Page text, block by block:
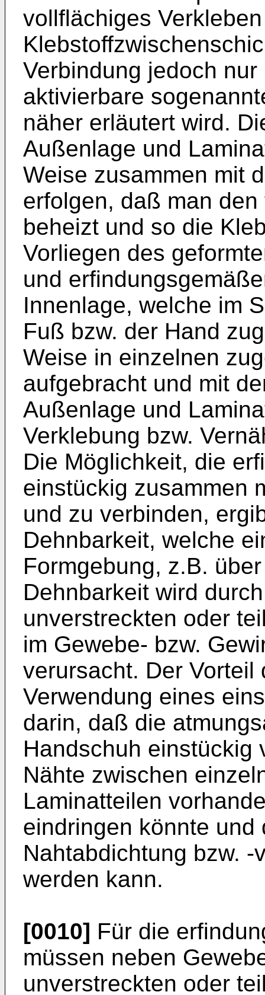
vollflächiges
Verbindung jedoch
aktivierbare
näher erläutert wird.
Außenlage und
Weise zusammen mit
erfolgen, daß man
beheizt und so die
Vorliegen des
und
Innenlage, welche im
Fuß bzw. der Hand
Weise in einzelnen
aufgebracht und mit
Außenlage und
Verklebung bzw.
Die Möglichkeit, die
einstückig zusammen
und zu verbinden,
Dehnbarkeit, welche
Formgebung, z.B.
Dehnbarkeit wird
unverstreckten oder
im Gewebe- bzw.
verursacht. Der
Verwendung eines
darin, daß die
Handschuh einstückig
Nähte zwischen
Laminatteilen
eindringen könnte und
Nahtabdichtung bzw.
werden kann.
[0010] Für die
müssen neben
unverstreckten oder